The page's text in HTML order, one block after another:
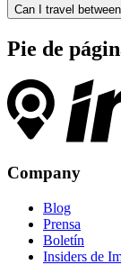
Can I travel
Pie de
Company
Blog
Prensa
Boletín
Insiders de